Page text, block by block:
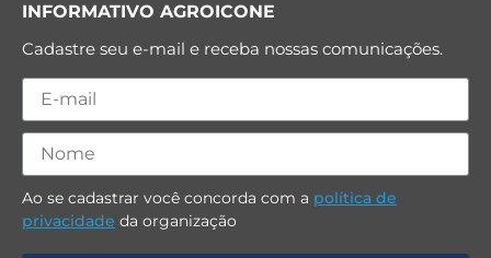
INFORMATIVO AGROICONE
Cadastre seu e-mail e receba nossas comunicações.
Ao se cadastrar você concorda com a política de
privacidade da organização